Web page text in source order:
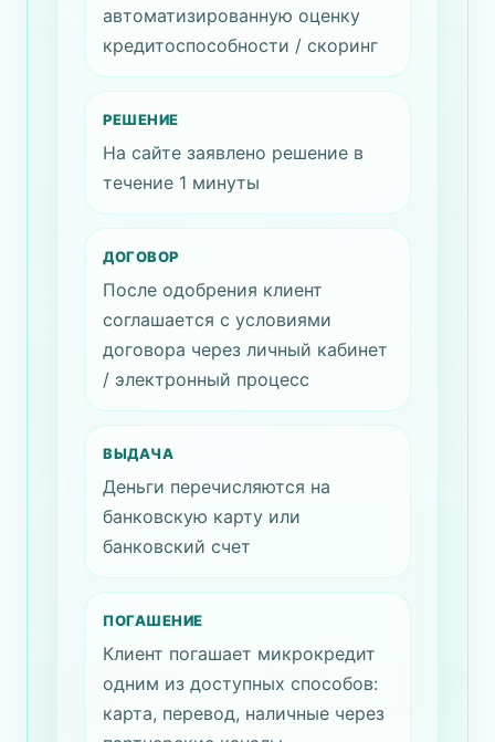
автоматизированную оценку
кредитоспособности / скоринг
РЕШЕНИЕ
На сайте заявлено решение в
течение 1 минуты
ДОГОВОР
После одобрения клиент
соглашается с условиями
договора через личный кабинет
/ электронный процесс
ВЫДАЧА
Деньги перечисляются на
банковскую карту или
банковский счет
ПОГАШЕНИЕ
Клиент погашает микрокредит
одним из доступных способов:
карта, перевод, наличные через